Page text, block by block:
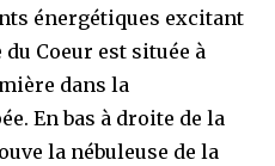
énergétiques excitant
Coeur est située à
dans la
En bas à droite de la
la nébuleuse de la